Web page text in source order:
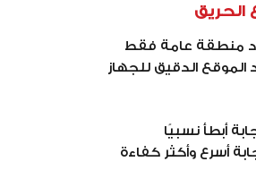
منطقة عامة فقط
الموقع الدقيق للجهاز
أبطأ نسبيًا
أسرع وأكثر كفاءة